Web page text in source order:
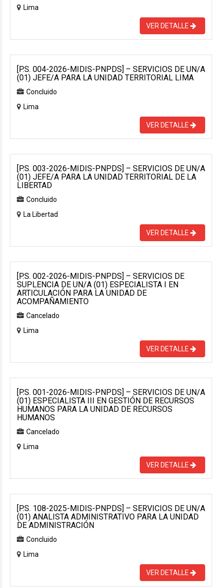
Lima
VER DETALLE
[P.S. 004-2026-MIDIS-PNPDS] – SERVICIOS DE UN/A
(01) JEFE/A PARA LA UNIDAD TERRITORIAL LIMA
Concluido
Lima
VER DETALLE
[P.S. 003-2026-MIDIS-PNPDS] – SERVICIOS DE UN/A
(01) JEFE/A PARA LA UNIDAD TERRITORIAL DE LA
LIBERTAD
Concluido
La Libertad
VER DETALLE
[P.S. 002-2026-MIDIS-PNPDS] – SERVICIOS DE
SUPLENCIA DE UN/A (01) ESPECIALISTA I EN
ARTICULACIÓN PARA LA UNIDAD DE
ACOMPAÑAMIENTO
Cancelado
Lima
VER DETALLE
[P.S. 001-2026-MIDIS-PNPDS] – SERVICIOS DE UN/A
(01) ESPECIALISTA III EN GESTIÓN DE RECURSOS
HUMANOS PARA LA UNIDAD DE RECURSOS
HUMANOS
Cancelado
Lima
VER DETALLE
[P.S. 108-2025-MIDIS-PNPDS] – SERVICIOS DE UN/A
(01) ANALISTA ADMINISTRATIVO PARA LA UNIDAD
DE ADMINISTRACIÓN
Concluido
Lima
VER DETALLE